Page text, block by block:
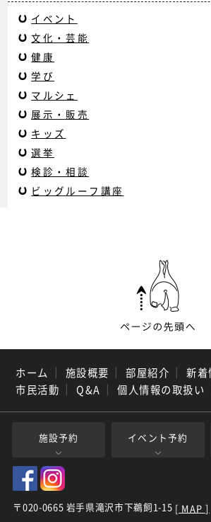
イベント
文化・芸能
健康
学び
マルシェ
展示・販売
キッズ
選挙
検診・相談
ビッグルーフ講座
ホーム ｜ 施設概要 ｜ 部屋紹介 ｜ 新着
市民活動 ｜ Q&A ｜ 個人情報の取扱い
施設予約 イベント予約
〒020-0665 岩手県滝沢市下鵜飼1-15 [ MAP ]